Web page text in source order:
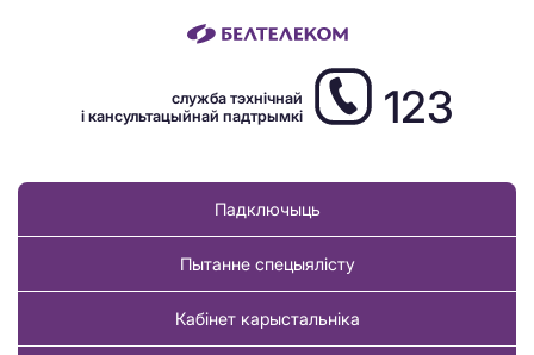
служба тэхнічнай
і кансультацыйнай падтрымкі
123
Падключыць
Пытанне спецыялісту
Кабінет карыстальніка